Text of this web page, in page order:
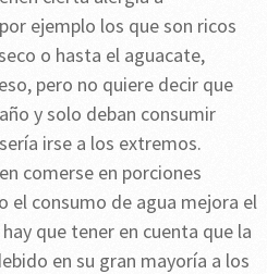
ejemplo los que son ricos
o hasta el aguacate,
pero no quiere decir que
y solo deban consumir
irse a los extremos.
comerse en porciones
el consumo de agua mejora el
que tener en cuenta que la
en su gran mayoría a los